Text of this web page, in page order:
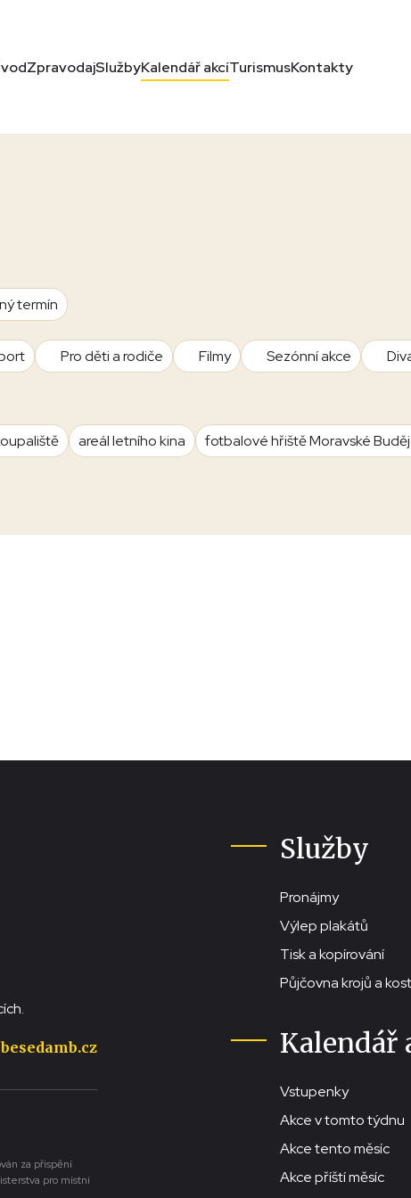
ZpravodajSlužbyKalendář akcíTurismusKontakty
termín
Pro děti a rodiče Filmy Sezónní akce
areál letního kina
fotbalové hřiště Moravské
za přispění
pro místní
Služby
Pronájmy
Výlep plakátů
Tisk a kopírování
Půjčovna krojů a
Kalendář
Vstupenky
Akce v tomto týdnu
Akce tento měsíc
Akce příští měsíc